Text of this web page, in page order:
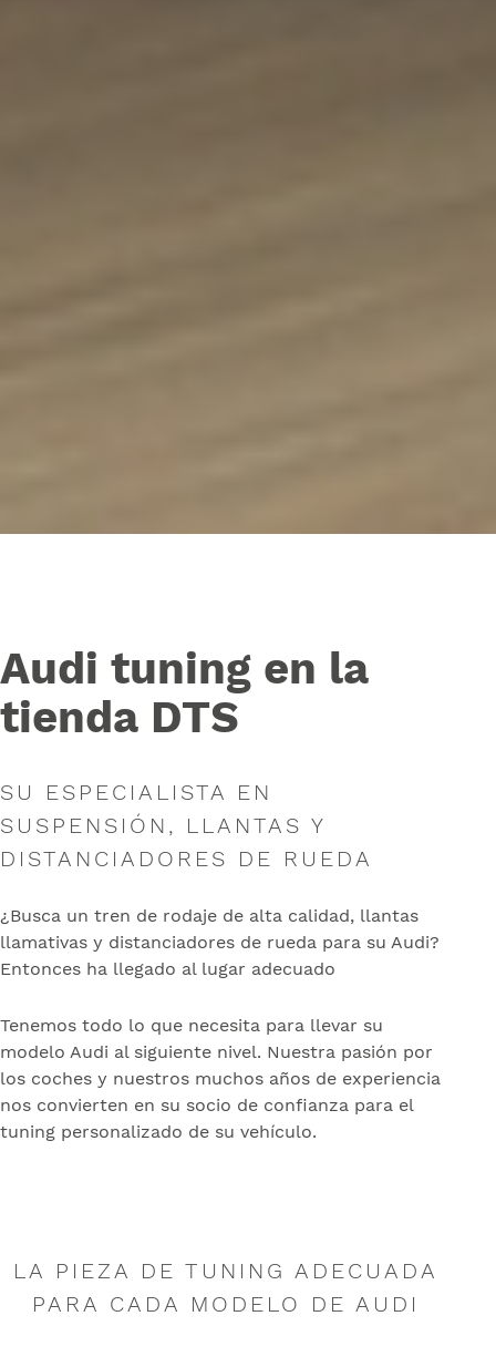
Audi tuning en la
tienda DTS
SU ESPECIALISTA EN
SUSPENSIÓN, LLANTAS Y
DISTANCIADORES DE RUEDA
¿Busca un tren de rodaje de alta calidad, llantas
llamativas y distanciadores de rueda para su Audi?
Entonces ha llegado al lugar adecuado
Tenemos todo lo que necesita para llevar su
modelo Audi al siguiente nivel. Nuestra pasión por
los coches y nuestros muchos años de experiencia
nos convierten en su socio de confianza para el
tuning personalizado de su vehículo.
LA PIEZA DE TUNING ADECUADA
PARA CADA MODELO DE AUDI